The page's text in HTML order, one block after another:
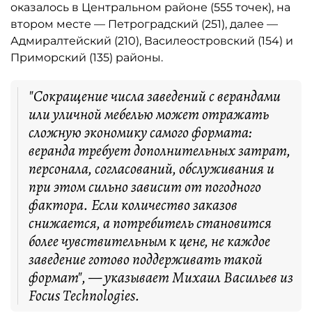
оказалось в Центральном районе (555 точек), на
втором месте — Петроградский (251), далее —
Адмиралтейский (210), Василеостровский (154) и
Приморский (135) районы.
"Сокращение числа заведений с верандами
или уличной мебелью может отражать
сложную экономику самого формата:
веранда требует дополнительных затрат,
персонала, согласований, обслуживания и
при этом сильно зависит от погодного
фактора. Если количество заказов
снижается, а потребитель становится
более чувствительным к цене, не каждое
заведение готово поддерживать такой
формат", — указывает Михаил Васильев из
Focus Technologies.